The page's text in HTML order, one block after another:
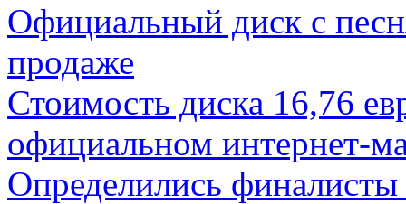
Официальный диск с
продаже
Стоимость диска 16,76
официальном интернет-
Определились